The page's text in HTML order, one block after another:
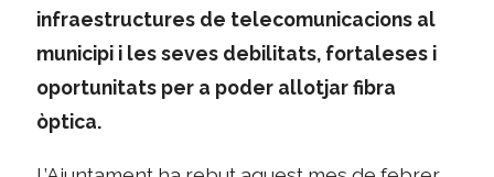
infraestructures de telecomunicacions al
municipi i les seves debilitats, fortaleses i
oportunitats per a poder allotjar fibra
òptica.